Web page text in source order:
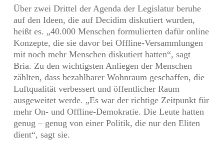
Über zwei Drittel der Agenda der Legislatur beruhe
auf den Ideen, die auf Decidim diskutiert wurden,
heißt es. „40.000 Menschen formulierten dafür online
Konzepte, die sie davor bei Offline-Versammlungen
mit noch mehr Menschen diskutiert hatten“, sagt
Bria. Zu den wichtigsten Anliegen der Menschen
zählten, dass bezahlbarer Wohnraum geschaffen, die
Luftqualität verbessert und öffentlicher Raum
ausgeweitet werde. „Es war der richtige Zeitpunkt für
mehr On- und Offline-Demokratie. Die Leute hatten
genug – genug von einer Politik, die nur den Eliten
dient“, sagt sie.